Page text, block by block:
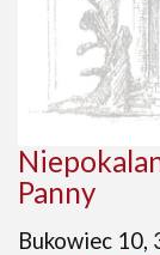
Panny
Bukowiec 10,